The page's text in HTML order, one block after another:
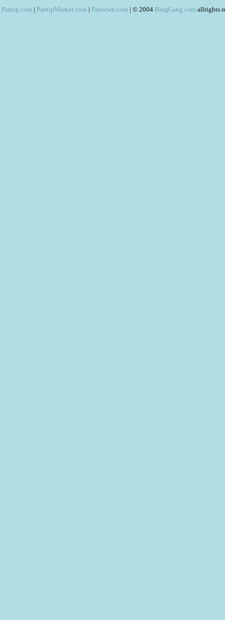
Pantip.com | PantipMarket.com | Pantown.com | © 2004 BlogGang.com allrights